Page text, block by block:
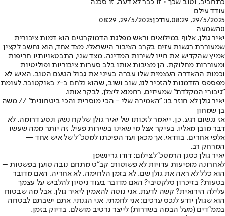
כתחביב, וטוב שכך • זו כבר לא דעה, זו סכנה
עודד עילם
29/5/2025, 08:29
,עודכן29/5/2025, 08:29
0השמעה
יאיר גולן, אלוף במילואים וראש מפלגת הדמוקרטים הוא דמות ציבורית
שמעוררת רגשות עזים בקרב הציבור הישראלי. מצד אחד, הוא נחשב לקצין
אמיץ שהקדיש את חייו לשירות המדינה. מצד שני, התבטאויותיו חריפות
ומעוררות מחלוקת. הן מציבות אותו בלב סערות ציבוריות ופוליטיות
וכמות ההאדרה העצמית שלו עברה בעיני את גבול הטעם הטוב. האיש לא
מפספס הזדמנות להזכיר לנו, שוב ושוב, שהוא נלחם ב-7 באוקטובר. לעומת
"גיבורי המקלדת" שמעיזים, רחמנא ליצלן, לבקר אותו.
יאיר גולן לא חוזר בו: "האמירה שלי - הכי מוסרית והכי ביטחונית" // משה
בן שמחון
אז ננשום רגע. כן, ייאמר לזכותו של יאיר גולן שלקח נשק ונסע דרומה. לא
דבר מובן מאליו, בעיקר אצל מי שאינו בשירות פעיל. זה יותר ממה שעשו
אלפי אחרים, בוודאי. אך מכאן ועד הפיכתו למטכ"ל של איש אחד —
המרחק רב.
יאיר גולן כסגן הרמטכ"ל,צילום: דודו גרינשפן
לאחרונה מופיעות עדויות לא פשוטות: קב"ט מתחם נובה טוען בפשטות –
הוא כלל לא ראה את גולן שם. לא בזמן הלחימה, לא אחריה. האם מדובר
בטעות? בזיכרון סלקטיבי? האם מדובר בעוד ניסיון להלביש על עצמך
עלילה הירואית? קשה לדעת, אני נוטה להאמין ליאיר גולן. אבל מה שבטוח
הוא שגולן יודע לנכס ערכים: אני לחמתי, אני הגנתי, אתם ישבתם לבטחה
בממ"דים (מעל הבמה בשדרות) לייצר נרטיב מושלם. בדיוק בזמן.